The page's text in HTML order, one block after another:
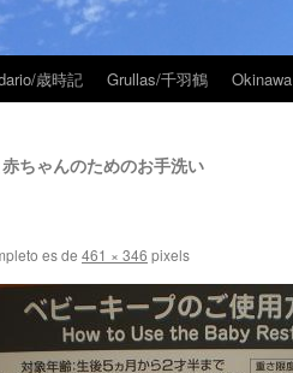
歳時記 Grullas/千羽鶴 Okinawa
ちゃんのためのお手洗い
es de 461 × 346 pixels